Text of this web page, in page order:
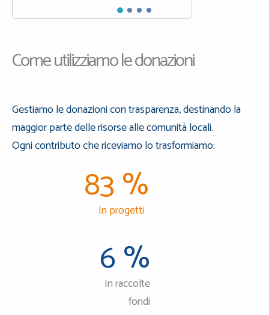
Come utilizziamo le donazioni
Gestiamo le donazioni con trasparenza, destinando la
maggior parte delle risorse alle comunità locali.
Ogni contributo che riceviamo lo trasformiamo:
83%
In progetti
6%
In raccolte
fondi